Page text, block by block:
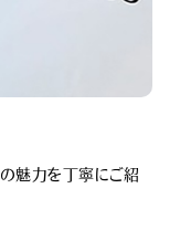
魅力を丁寧にご紹